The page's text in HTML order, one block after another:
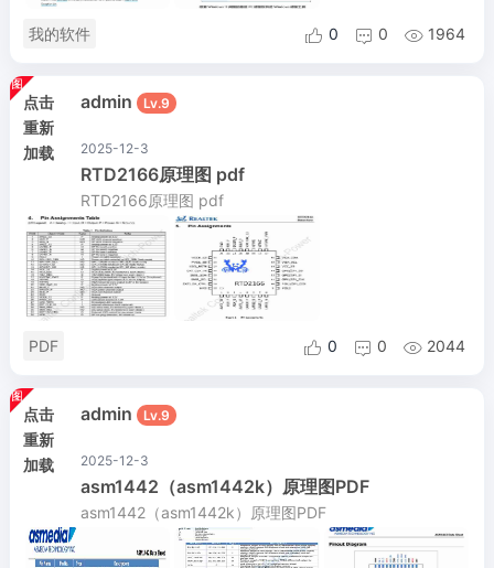
我的软件  0  0  1964
点击
重新
加载
admin Lv.9
2025-12-3
RTD2166原理图 pdf
RTD2166原理图 pdf
PDF  0  0  2044
点击
重新
加载
admin Lv.9
2025-12-3
asm1442（asm1442k）原理图PDF
asm1442（asm1442k）原理图PDF